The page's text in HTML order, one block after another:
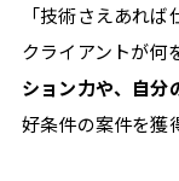
自
分
「技術さえあれ
クライアントが何
ション力や、自分
好条件の案件を獲